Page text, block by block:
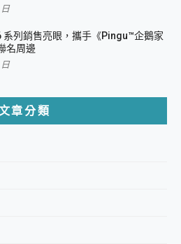
系列銷售亮眼，攜手《Pingu™企鵝家
名周邊
章分類